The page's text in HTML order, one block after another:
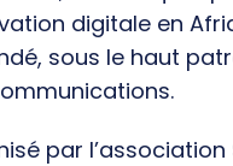
digitale en
sous le haut
par l’association